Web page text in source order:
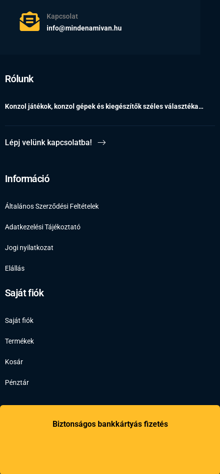
Kapcsolat
info@mindenamivan.hu
Rólunk
Konzol játékok, konzol gépek és kiegészítők széles választéka…
Lépj velünk kapcsolatba!
Információ
Általános Szerződési Feltételek
Adatkezelési Tájékoztató
Jogi nyilatkozat
Elállás
Saját fiók
Saját fiók
Termékek
Kosár
Pénztár
Biztonságos bankkártyás fizetés